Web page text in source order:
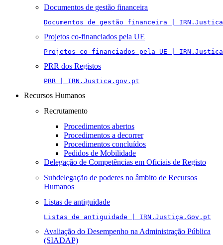
Documentos de gestão financeira
Documentos de gestão financeira |
Projetos co-financiados pela UE
Projetos co-financiados pela UE |
PRR dos Registos
PRR | IRN.Justica.gov.pt
Recursos Humanos
Recrutamento
Procedimentos abertos
Procedimentos a decorrer
Procedimentos concluídos
Pedidos de Mobilidade
Delegação de Competências em Oficiais de Registo
Subdelegação de poderes no âmbito de Recursos
Humanos
Listas de antiguidade
Listas de antiguidade | IRN.Justiça.Gov.pt
Avaliação do Desempenho na Administração Pública
(SIADAP)